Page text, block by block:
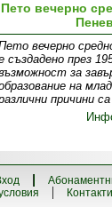
Пето вечерно
вечерно
създадено през
за
на
причини
Контакти